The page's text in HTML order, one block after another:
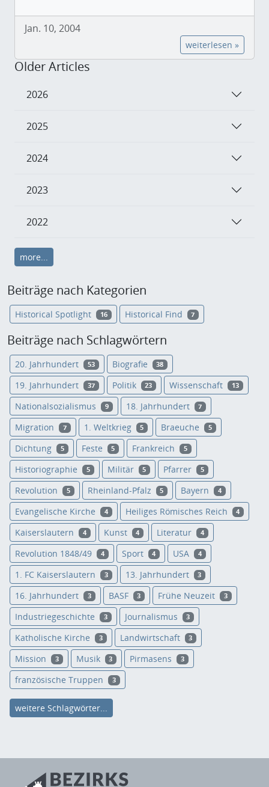
Jan. 10, 2004
weiterlesen »
Older Articles
2026
2025
2024
2023
2022
more...
Beiträge nach Kategorien
Historical Spotlight 16 Historical Find 7
Beiträge nach Schlagwörtern
20. Jahrhundert 53 Biografie 38
19. Jahrhundert 37 Politik 23 Wissenschaft 13
Nationalsozialismus 9 18. Jahrhundert 7
Migration 7 1. Weltkrieg 5 Braeuche 5
Dichtung 5 Feste 5 Frankreich 5
Historiographie 5 Militär 5 Pfarrer 5
Revolution 5 Rheinland-Pfalz 5 Bayern 4
Evangelische Kirche 4 Heiliges Römisches Reich 4
Kaiserslautern 4 Kunst 4 Literatur 4
Revolution 1848/49 4 Sport 4 USA 4
1. FC Kaiserslautern 3 13. Jahrhundert 3
16. Jahrhundert 3 BASF 3 Frühe Neuzeit 3
Industriegeschichte 3 Journalismus 3
Katholische Kirche 3 Landwirtschaft 3
Mission 3 Musik 3 Pirmasens 3
französische Truppen 3
weitere Schlagwörter...